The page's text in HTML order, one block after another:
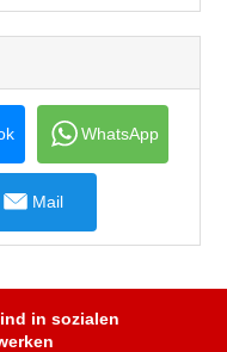
WhatsApp
Mail
in sozialen